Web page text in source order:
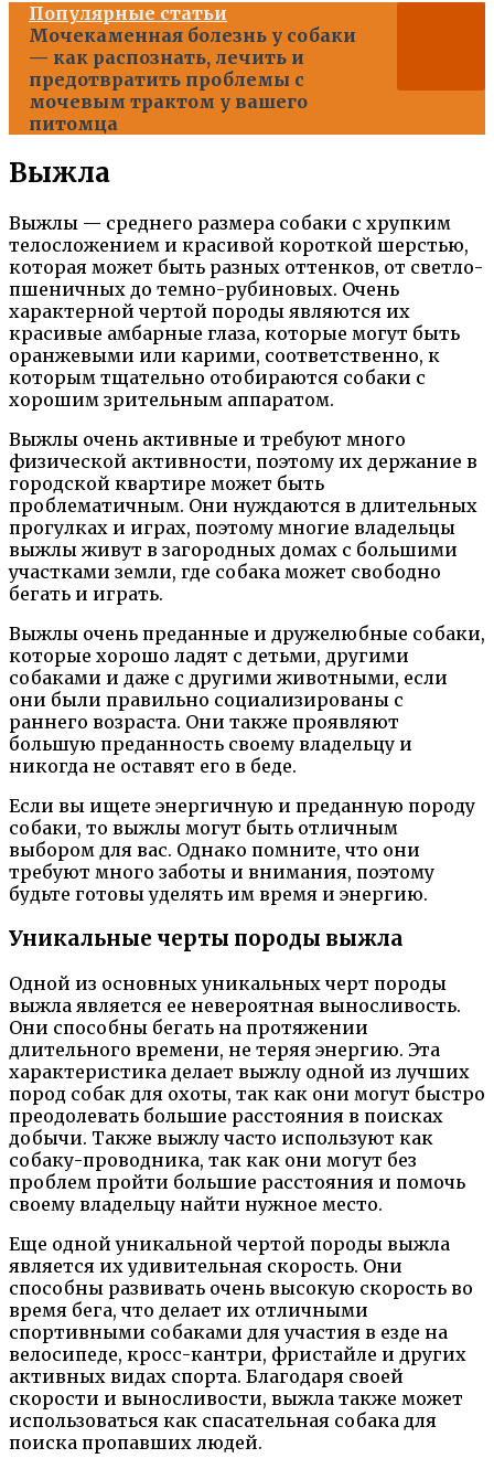
Популярные статьи
Мочекаменная болезнь у собаки
— как распознать, лечить и
предотвратить проблемы с
мочевым трактом у вашего
питомца
Выжла
Выжлы — среднего размера собаки с хрупким
телосложением и красивой короткой шерстью,
которая может быть разных оттенков, от светло-
пшеничных до темно-рубиновых. Очень
характерной чертой породы являются их
красивые амбарные глаза, которые могут быть
оранжевыми или карими, соответственно, к
которым тщательно отобираются собаки с
хорошим зрительным аппаратом.
Выжлы очень активные и требуют много
физической активности, поэтому их держание в
городской квартире может быть
проблематичным. Они нуждаются в длительных
прогулках и играх, поэтому многие владельцы
выжлы живут в загородных домах с большими
участками земли, где собака может свободно
бегать и играть.
Выжлы очень преданные и дружелюбные собаки,
которые хорошо ладят с детьми, другими
собаками и даже с другими животными, если
они были правильно социализированы с
раннего возраста. Они также проявляют
большую преданность своему владельцу и
никогда не оставят его в беде.
Если вы ищете энергичную и преданную породу
собаки, то выжлы могут быть отличным
выбором для вас. Однако помните, что они
требуют много заботы и внимания, поэтому
будьте готовы уделять им время и энергию.
Уникальные черты породы выжла
Одной из основных уникальных черт породы
выжла является ее невероятная выносливость.
Они способны бегать на протяжении
длительного времени, не теряя энергию. Эта
характеристика делает выжлу одной из лучших
пород собак для охоты, так как они могут быстро
преодолевать большие расстояния в поисках
добычи. Также выжлу часто используют как
собаку-проводника, так как они могут без
проблем пройти большие расстояния и помочь
своему владельцу найти нужное место.
Еще одной уникальной чертой породы выжла
является их удивительная скорость. Они
способны развивать очень высокую скорость во
время бега, что делает их отличными
спортивными собаками для участия в езде на
велосипеде, кросс-кантри, фристайле и других
активных видах спорта. Благодаря своей
скорости и выносливости, выжла также может
использоваться как спасательная собака для
поиска пропавших людей.